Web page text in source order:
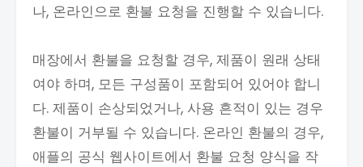
나, 온라인으로 환불 요청을 진행할 수 있습니다.
매장에서 환불을 요청할 경우, 제품이 원래 상태
여야 하며, 모든 구성품이 포함되어 있어야 합니
다. 제품이 손상되었거나, 사용 흔적이 있는 경우
환불이 거부될 수 있습니다. 온라인 환불의 경우,
애플의 공식 웹사이트에서 환불 요청 양식을 작